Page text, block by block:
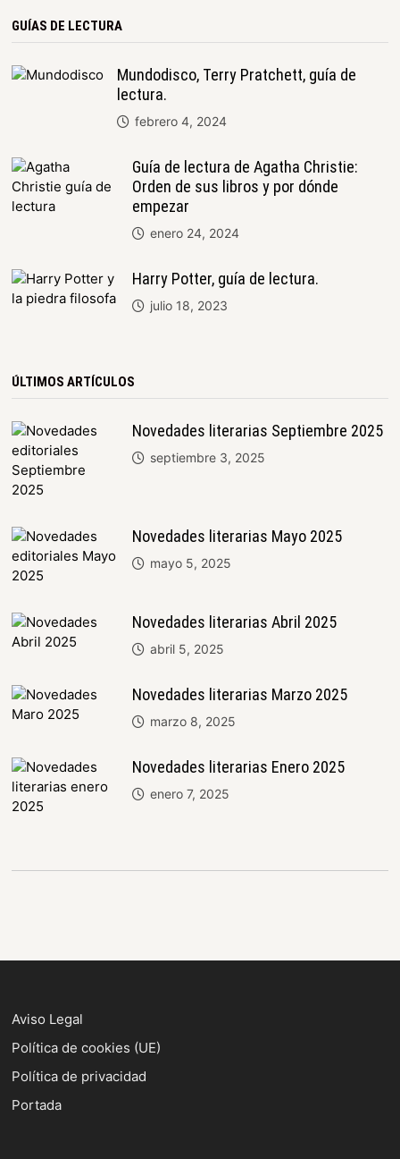
GUÍAS DE LECTURA
Mundodisco, Terry Pratchett, guía de
lectura.
febrero 4, 2024
Guía de lectura de Agatha Christie:
Orden de sus libros y por dónde
empezar
enero 24, 2024
Harry Potter, guía de lectura.
julio 18, 2023
ÚLTIMOS ARTÍCULOS
Novedades literarias Septiembre 2025
septiembre 3, 2025
Novedades literarias Mayo 2025
mayo 5, 2025
Novedades literarias Abril 2025
abril 5, 2025
Novedades literarias Marzo 2025
marzo 8, 2025
Novedades literarias Enero 2025
enero 7, 2025
Aviso Legal
Política de cookies (UE)
Política de privacidad
Portada